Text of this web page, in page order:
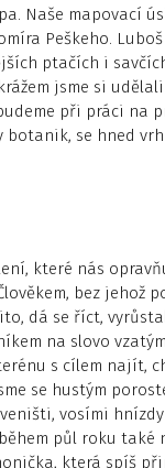
Naše mapovací
Peškeho.
ptačích i
jsme si
při práci na
botanik, se hned
které nás
bez jehož
dá se říct,
na slovo
s cílem najít,
se hustým
vosími
půl roku také
která spíš